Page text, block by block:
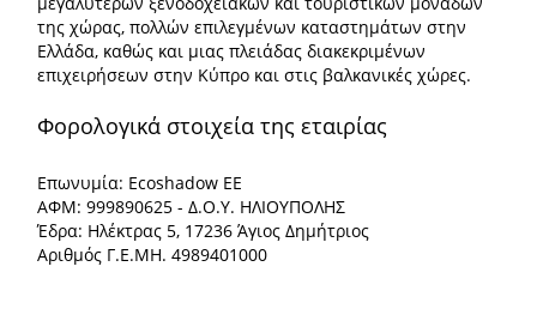
της χώρας, πολλών επιλεγμένων καταστημάτων στην
Ελλάδα, καθώς και μιας πλειάδας διακεκριμένων
επιχειρήσεων στην Κύπρο και στις βαλκανικές χώρες.
Φορολογικά στοιχεία της εταιρίας
Επωνυμία: Ecoshadow ΕΕ
ΑΦΜ: 999890625 - Δ.Ο.Υ. ΗΛΙΟΥΠΟΛΗΣ
Έδρα: Ηλέκτρας 5, 17236 Άγιος Δημήτριος
Αριθμός Γ.Ε.ΜΗ. 4989401000